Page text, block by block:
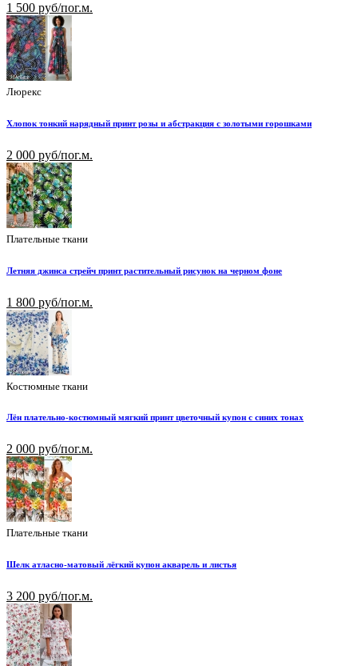
1 500 руб/пог.м.
Люрекс
Хлопок тонкий нарядный принт розы и абстракция с золотыми горошками
2 000 руб/пог.м.
Плательные ткани
Летняя джинса стрейч принт растительный рисунок на черном фоне
1 800 руб/пог.м.
Костюмные ткани
Лён плательно-костюмный мягкий принт цветочный купон с синих тонах
2 000 руб/пог.м.
Плательные ткани
Шелк атласно-матовый лёгкий купон акварель и листья
3 200 руб/пог.м.